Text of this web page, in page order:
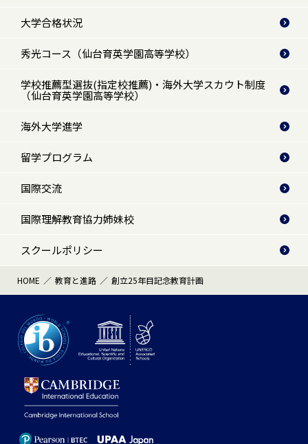
大学合格状況
秀光コース（仙台育英学園高等学校）
学校推薦型選抜(指定校推薦)・海外大学スカウト制度
（仙台育英学園高等学校）
海外大学進学
留学プログラム
国際交流
国際理解教育協力姉妹校
スクールポリシー
HOME 教育と進路 創立25年目記念教育計画